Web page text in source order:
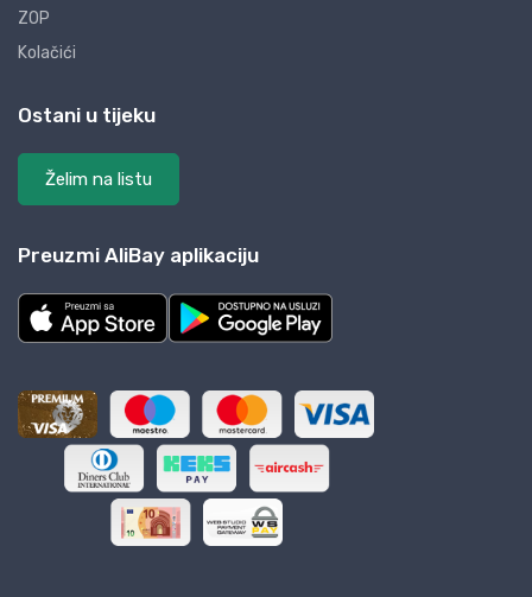
ZOP
Kolačići
Ostani u tijeku
Želim na listu
Preuzmi AliBay aplikaciju